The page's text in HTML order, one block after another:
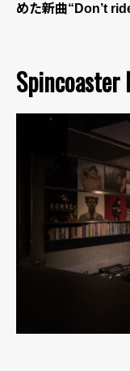
めた新曲“Don’t
Spincoaster